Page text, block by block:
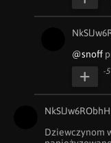
@snoff
-5
Dziewczynom